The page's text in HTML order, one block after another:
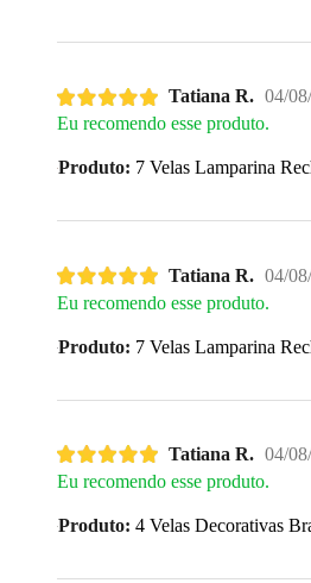
Tatiana R. 04/
Eu recomendo esse produto.
Produto: 7 Velas Lamparina
Tatiana R. 04/
Eu recomendo esse produto.
Produto: 7 Velas Lamparina
Tatiana R. 04/
Eu recomendo esse produto.
Produto: 4 Velas Decorativas